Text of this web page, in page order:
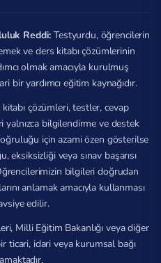
Reddi: Testyurdu, öğrencilerin
ve ders kitabı çözümlerinin
olmak amacıyla kurulmuş
bir yardımcı eğitim kaynağıdır.
çözümleri, testler, cevap
yalnızca bilgilendirme ve destek
için azami özen gösterilse
veya sınav başarısı
bilgileri doğrudan
anlamak amacıyla kullanması
edilir.
Milli Eğitim Bakanlığı veya diğer
ticari, idari veya kurumsal bağı